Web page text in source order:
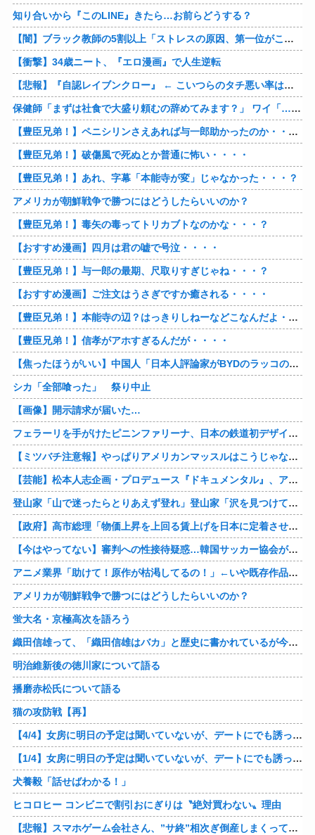
知り合いから『このLINE』きたら…お前らどうする？
【闇】ブラック教師の5割以上「ストレスの原因、第一位がこれ」
【衝撃】34歳ニート、『エロ漫画』で人生逆転
【悲報】『自認レイブンクロー』 ← こいつらのタチ悪い率は異常
保健師「まずは社食で大盛り頼むの辞めてみます？」 ワイ「…食っちゃいけないものを売ってるのか？」
【豊臣兄弟！】ペニシリンさえあれば与一郎助かったのか・・・？
【豊臣兄弟！】破傷風で死ぬとか普通に怖い・・・・
【豊臣兄弟！】あれ、字幕「本能寺が変」じゃなかった・・・？
アメリカが朝鮮戦争で勝つにはどうしたらいいのか？
【豊臣兄弟！】毒矢の毒ってトリカブトなのかな・・・？
【おすすめ漫画】四月は君の嘘で号泣・・・・
【豊臣兄弟！】与一郎の最期、尺取りすぎじゃね・・・？
【おすすめ漫画】ご注文はうさぎですか癒される・・・・
【豊臣兄弟！】本能寺の辺？はっきりしねーなどこなんだよ・・・・
【豊臣兄弟！】信孝がアホすぎるんだが・・・・
【焦ったほうがいい】中国人「日本人評論家がBYDのラッコの装備を褒めてるけど中国では基本的な装備やぞ…？」
シカ「全部喰った」 祭り中止
【画像】開示請求が届いた…
フェラーリを手がけたピニンファリーナ、日本の鉄道初デザイン。南海電鉄が新たな空港特急をなにわ筋線へ導入
【ミツバチ注意報】やっぱりアメリカンマッスルはこうじゃないとな・・・。ダッジが「直6ツインターボ、600馬力」の新型「チャージャー ”スーパービー”」を発表
【芸能】松本人志企画・プロデュース『ドキュメンタル』、アメリカで初の制作が決定
登山家「山で迷ったらとりあえず登れ」登山家「沢を見つけて下山しろ」←これ結局どっちが正解なの？
【政府】高市総理「物価上昇を上回る賃上げを日本に定着させる」 国家公務員月給3.51％増へ 人事院の勧告を受け
【今はやってない】審判への性接待疑惑…韓国サッカー協会が声明「現在は一切発生していない」
アニメ業界「助けて！原作が枯渇してるの！」←いや既存作品の2期やったら良いよね？
アメリカが朝鮮戦争で勝つにはどうしたらいいのか？
蛍大名・京極高次を語ろう
織田信雄って、「織田信雄はバカ」と歴史に書かれているが今まで家が残っているんでバカではないよな？
明治維新後の徳川家について語る
播磨赤松氏について語る
猫の攻防戦【再】
【4/4】女房に明日の予定は聞いていないが、デートにでも誘ってみる。多分断られるはずだ。間男と会うからね。はいはいどうぞ思う存分お楽しみください。そのうち地獄に落してやるわ！
【1/4】女房に明日の予定は聞いていないが、デートにでも誘ってみる。多分断られるはずだ。間男と会うからね。はいはいどうぞ思う存分お楽しみください。そのうち地獄に落してやるわ！
犬養毅「話せばわかる！」
ヒコロヒー コンビニで割引おにぎりは〝絶対買わない〟理由
【悲報】スマホゲーム会社さん、”サ終”相次ぎ倒産しまくってる模様